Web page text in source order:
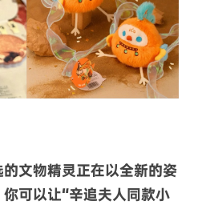
文物精灵正在以全新的姿
可以让“辛追夫人同款小